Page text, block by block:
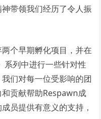
带领我们经历了令人振
个早期孵化项目，并在
系列中进行一些针对性
们对每一位受影响的团
贡献帮助Respawn成
员提供有意义的支持，